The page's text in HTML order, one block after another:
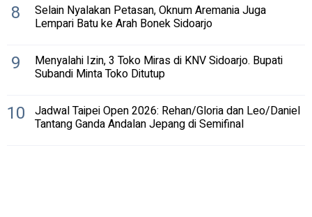
8 Selain Nyalakan Petasan, Oknum Aremania Juga
Lempari Batu ke Arah Bonek Sidoarjo
9 Menyalahi Izin, 3 Toko Miras di KNV Sidoarjo. Bupati
Subandi Minta Toko Ditutup
10 Jadwal Taipei Open 2026: Rehan/Gloria dan Leo/Daniel
Tantang Ganda Andalan Jepang di Semifinal